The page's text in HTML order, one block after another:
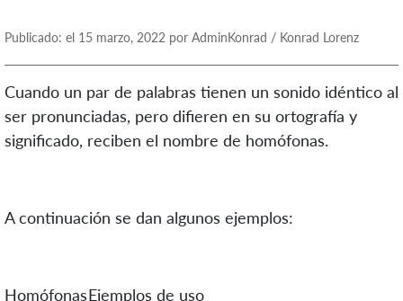
Publicado: el 15 marzo, 2022 por AdminKonrad / Konrad Lorenz
Cuando un par de palabras tienen un sonido idéntico al
ser pronunciadas, pero difieren en su ortografía y
significado, reciben el nombre de homófonas.
A continuación se dan algunos ejemplos:
HomófonasEjemplos de uso